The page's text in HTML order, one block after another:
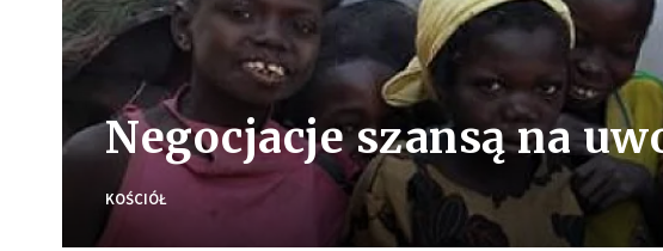
Negocjacje szansą na
KOŚCIÓŁ